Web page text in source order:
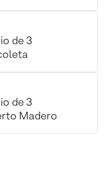
de 3
de 3
Madero